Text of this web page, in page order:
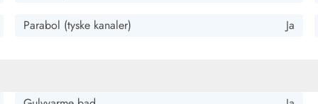
perfekt. Meget rent, velholdt og super udstyret.
Parabol (tyske kanaler) Ja